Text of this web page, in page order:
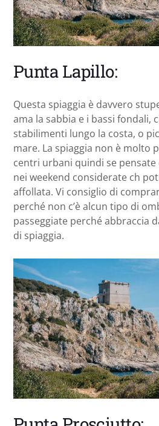
Punta Lapillo:
Questa spiaggia è davvero
ama la sabbia e i bassi fondali,
stabilimenti lungo la costa, o
mare. La spiaggia non è molto
centri urbani quindi se
nei weekend considerate ch
affollata. Vi consiglio di
perché non c’è alcun tipo di
passeggiate perché abbraccia
di spiaggia.